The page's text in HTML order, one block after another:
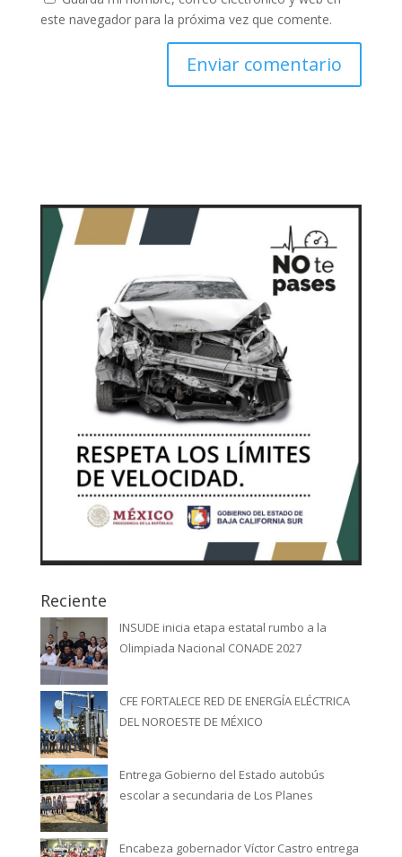
este navegador para la próxima vez que comente.
Reciente
INSUDE inicia etapa estatal rumbo a la
Olimpiada Nacional CONADE 2027
CFE FORTALECE RED DE ENERGÍA ELÉCTRICA
DEL NOROESTE DE MÉXICO
Entrega Gobierno del Estado autobús
escolar a secundaria de Los Planes
Encabeza gobernador Víctor Castro entrega